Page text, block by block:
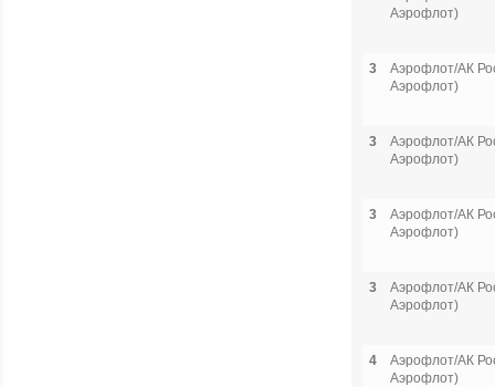
Аэрофлот)
3
Аэрофлот/АК
Аэрофлот)
3
Аэрофлот/АК
Аэрофлот)
3
Аэрофлот/АК
Аэрофлот)
3
Аэрофлот/АК
Аэрофлот)
4
Аэрофлот/АК
Аэрофлот)